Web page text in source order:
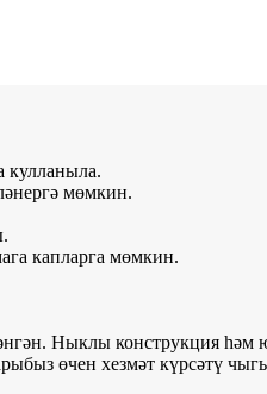
кулланыла.
мөмкин.
капларга мөмкин.
Ныклы конструкция
өчен хезмәт күрсәтү